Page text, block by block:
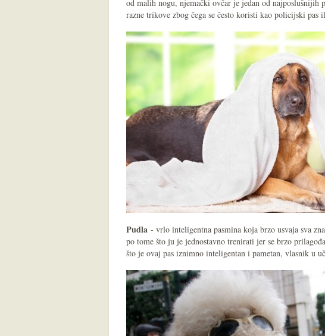
od malih nogu, njemački ovčar je jedan od najposlušnijih
razne trikove zbog čega se često koristi kao policijski pas
Pudla - vrlo inteligentna pasmina koja brzo usvaja sva
po tome što ju je jednostavno trenirati jer se brzo
što je ovaj pas iznimno inteligentan i pametan, vlasnik u